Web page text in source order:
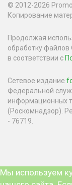
© 2012-2026
Копирование
Продолжая
обработку файлов
в соответствии с
Сетевое издание
Федеральной
информационных
(Роскомнадзор).
- 76719.
Мы используем